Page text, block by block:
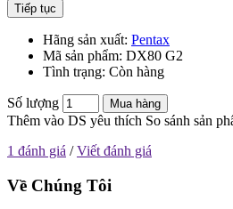
Tiếp tục
Hãng sản xuất: Pentax
Mã sản phẩm: DX80 G2
Tình trạng: Còn hàng
Số lượng Mua hàng
Thêm vào DS yêu thích So sánh sản
1 đánh giá /Viết đánh giá
Về Chúng Tôi